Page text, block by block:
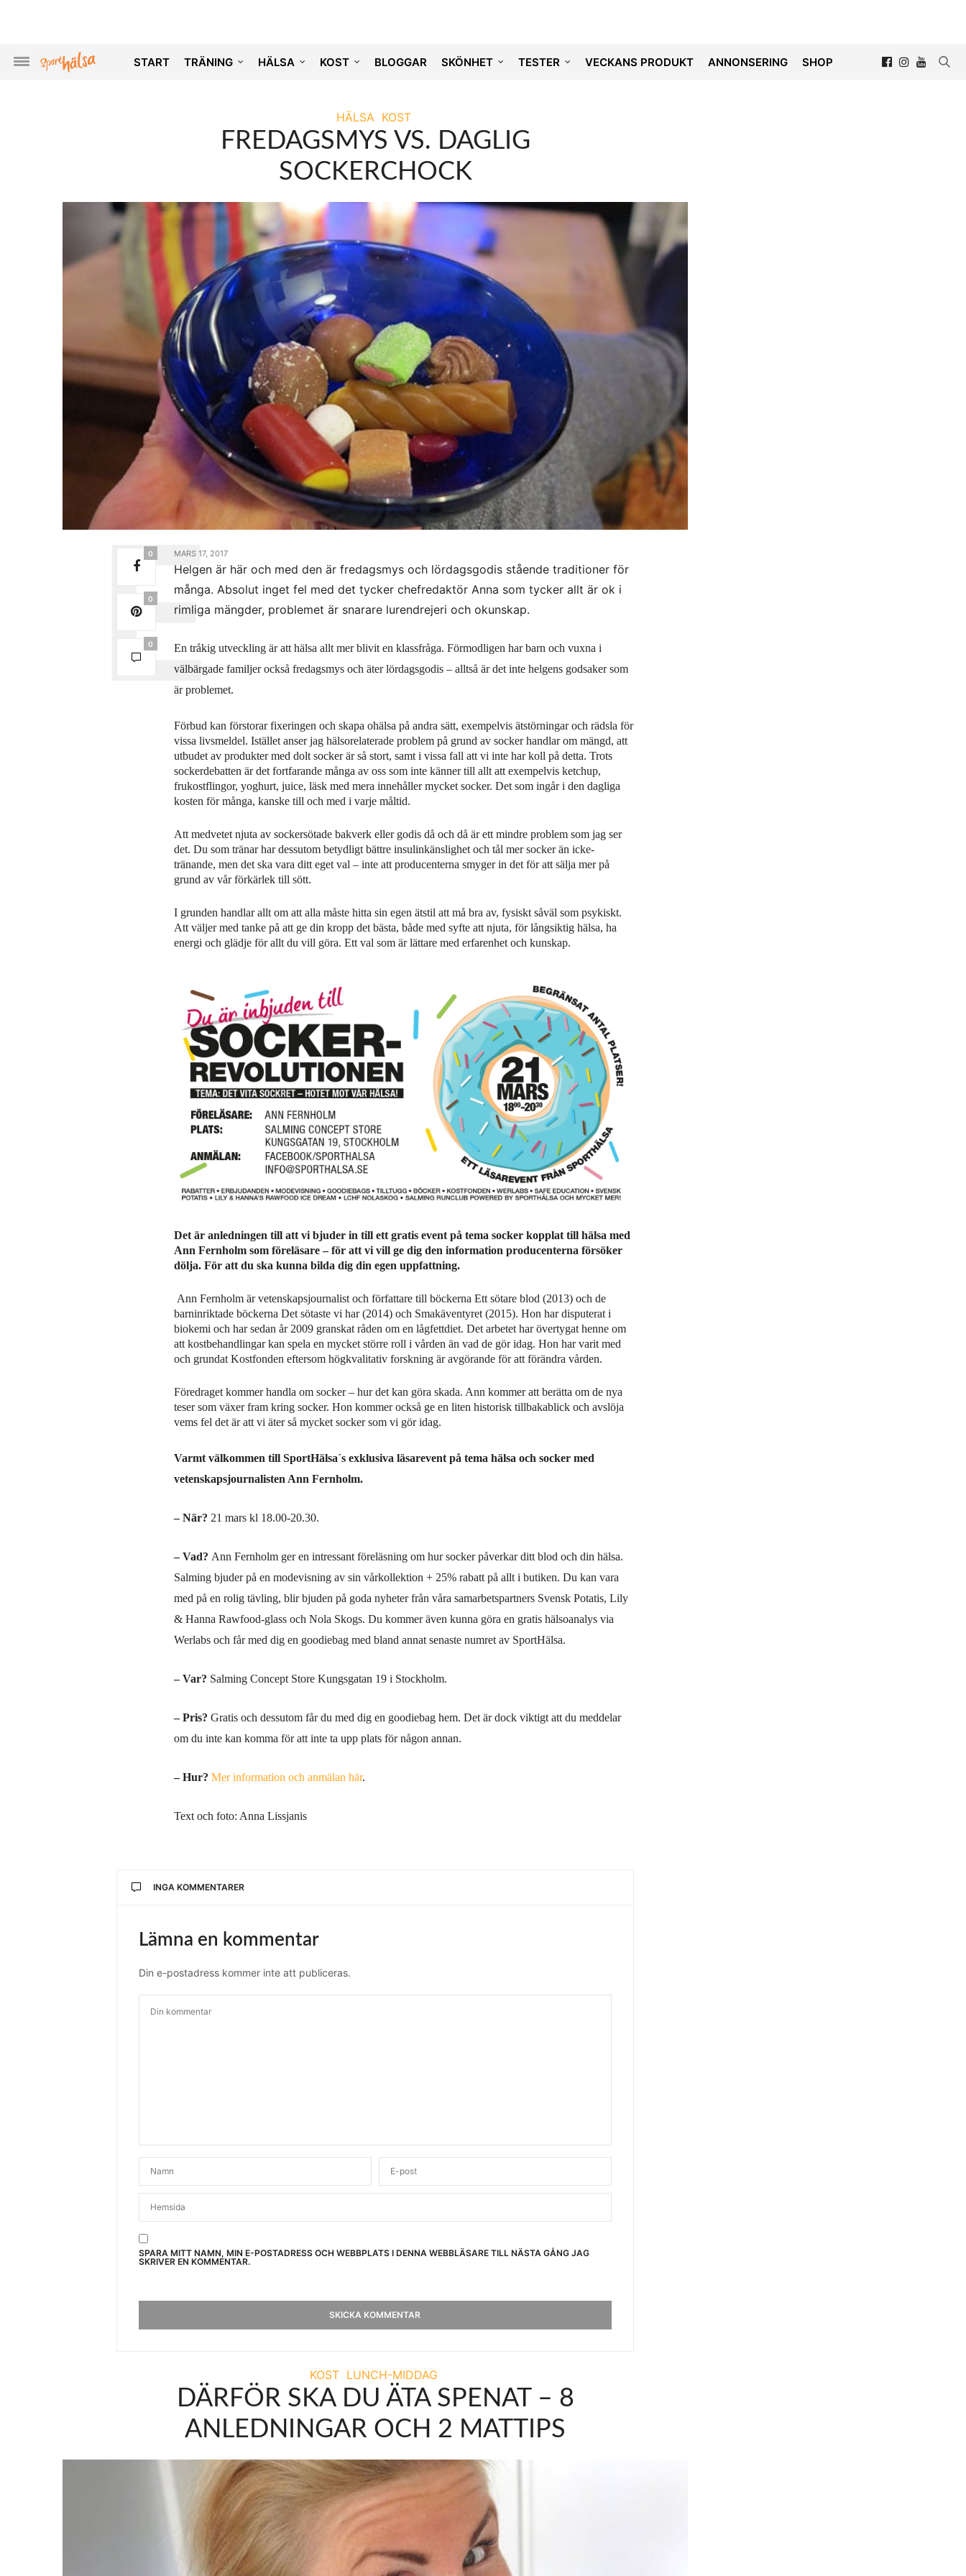
START TRÄNING HÄLSA KOST BLOGGAR SKÖNHET TESTER VECKANS PRODUKT ANNONSERING SHOP
HÄLSA KOST
FREDAGSMYS VS. DAGLIG
SOCKERCHOCK
0
0
0
MARS 17, 2017
Helgen är här och med den är fredagsmys och lördagsgodis stående traditioner för
många. Absolut inget fel med det tycker chefredaktör Anna som tycker allt är ok i
rimliga mängder, problemet är snarare lurendrejeri och okunskap.
En tråkig utveckling är att hälsa allt mer blivit en klassfråga. Förmodligen har barn och vuxna i
välbärgade familjer också fredagsmys och äter lördagsgodis – alltså är det inte helgens godsaker som
är problemet.
Förbud kan förstorar fixeringen och skapa ohälsa på andra sätt, exempelvis ätstörningar och rädsla för
vissa livsmeldel. Istället anser jag hälsorelaterade problem på grund av socker handlar om mängd, att
utbudet av produkter med dolt socker är så stort, samt i vissa fall att vi inte har koll på detta. Trots
sockerdebatten är det fortfarande många av oss som inte känner till allt att exempelvis ketchup,
frukostflingor, yoghurt, juice, läsk med mera innehåller mycket socker. Det som ingår i den dagliga
kosten för många, kanske till och med i varje måltid.
Att medvetet njuta av sockersötade bakverk eller godis då och då är ett mindre problem som jag ser
det. Du som tränar har dessutom betydligt bättre insulinkänslighet och tål mer socker än icke-
tränande, men det ska vara ditt eget val – inte att producenterna smyger in det för att sälja mer på
grund av vår förkärlek till sött.
I grunden handlar allt om att alla måste hitta sin egen ätstil att må bra av, fysiskt såväl som psykiskt.
Att väljer med tanke på att ge din kropp det bästa, både med syfte att njuta, för långsiktig hälsa, ha
energi och glädje för allt du vill göra. Ett val som är lättare med erfarenhet och kunskap.
Det är anledningen till att vi bjuder in till ett gratis event på tema socker kopplat till hälsa med
Ann Fernholm som föreläsare – för att vi vill ge dig den information producenterna försöker
dölja. För att du ska kunna bilda dig din egen uppfattning.
Ann Fernholm är vetenskapsjournalist och författare till böckerna Ett sötare blod (2013) och de
barninriktade böckerna Det sötaste vi har (2014) och Smakäventyret (2015). Hon har disputerat i
biokemi och har sedan år 2009 granskat råden om en lågfettdiet. Det arbetet har övertygat henne om
att kostbehandlingar kan spela en mycket större roll i vården än vad de gör idag. Hon har varit med
och grundat Kostfonden eftersom högkvalitativ forskning är avgörande för att förändra vården.
Föredraget kommer handla om socker – hur det kan göra skada. Ann kommer att berätta om de nya
teser som växer fram kring socker. Hon kommer också ge en liten historisk tillbakablick och avslöja
vems fel det är att vi äter så mycket socker som vi gör idag.
Varmt välkommen till SportHälsa´s exklusiva läsarevent på tema hälsa och socker med
vetenskapsjournalisten Ann Fernholm.
– När? 21 mars kl 18.00-20.30.
– Vad? Ann Fernholm ger en intressant föreläsning om hur socker påverkar ditt blod och din hälsa.
Salming bjuder på en modevisning av sin vårkollektion + 25% rabatt på allt i butiken. Du kan vara
med på en rolig tävling, blir bjuden på goda nyheter från våra samarbetspartners Svensk Potatis, Lily
& Hanna Rawfood-glass och Nola Skogs. Du kommer även kunna göra en gratis hälsoanalys via
Werlabs och får med dig en goodiebag med bland annat senaste numret av SportHälsa.
– Var? Salming Concept Store Kungsgatan 19 i Stockholm.
– Pris? Gratis och dessutom får du med dig en goodiebag hem. Det är dock viktigt att du meddelar
om du inte kan komma för att inte ta upp plats för någon annan.
– Hur? Mer information och anmälan här.
Text och foto: Anna Lissjanis
INGA KOMMENTARER
Lämna en kommentar
Din e-postadress kommer inte att publiceras.
SPARA MITT NAMN, MIN E-POSTADRESS OCH WEBBPLATS I DENNA WEBBLÄSARE TILL NÄSTA GÅNG JAG
SKRIVER EN KOMMENTAR.
KOST LUNCH-MIDDAG
DÄRFÖR SKA DU ÄTA SPENAT – 8
ANLEDNINGAR OCH 2 MATTIPS